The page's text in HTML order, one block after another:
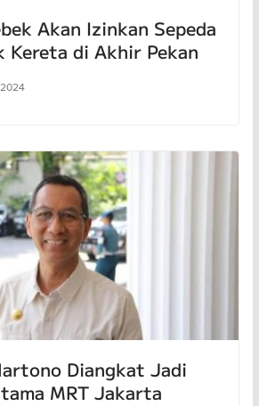
Akan Izinkan Sepeda
Kereta di Akhir Pekan
Diangkat Jadi
MRT Jakarta